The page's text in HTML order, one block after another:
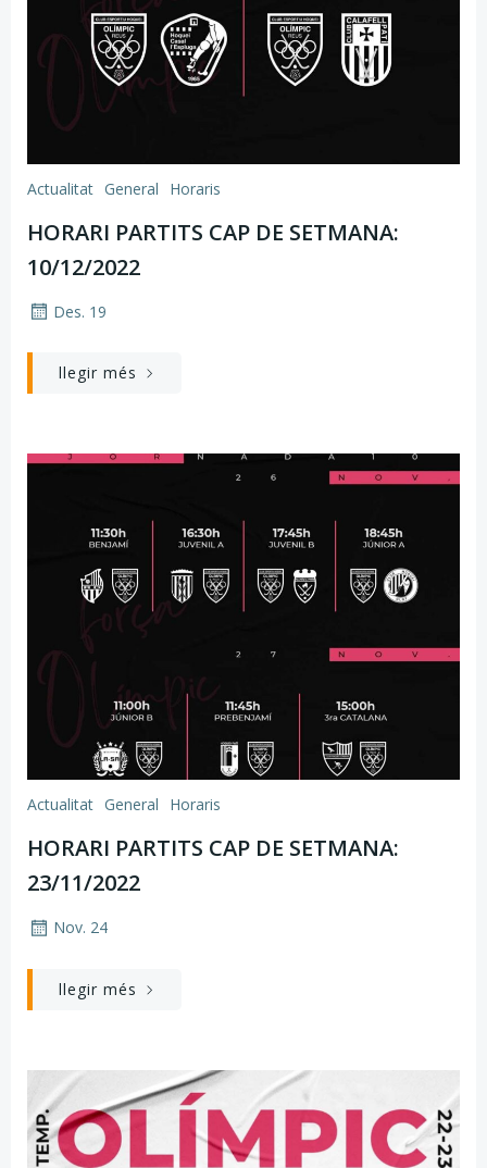
Actualitat General Horaris
HORARI PARTITS CAP DE SETMANA:
10/12/2022
Des. 19
llegir més
Actualitat General Horaris
HORARI PARTITS CAP DE SETMANA:
23/11/2022
Nov. 24
llegir més